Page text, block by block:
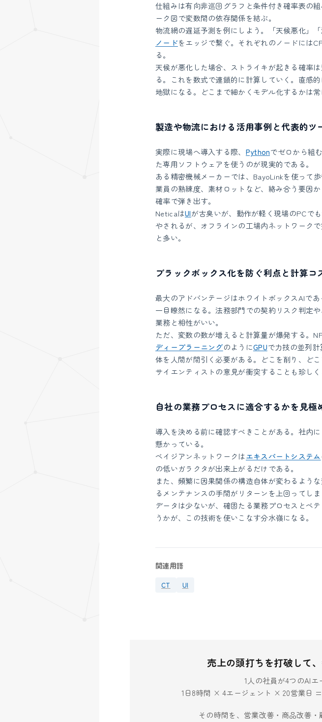
仕組みは有向非巡回グラフと条件付き確率表の組
ーク図で変数間の依存関係を結ぶ。
物流網の遅延予測を例にしよう。「天候悪化」
ノードをエッジで繋ぐ。それぞれのノードには
る。
天候が悪化した場合、ストライキが起きる確率
る。これを数式で連鎖的に計算していく。直感
地獄になる。どこまで細かくモデル化するかは常
製造や物流における活用事例と代表的ツ
実際に現場へ導入する際、 Pythonでゼロから組
た専用ソフトウェアを使うのが現実的である。
ある精密機械メーカーでは、BayoLinkを使って
業員の熟練度、素材ロットなど、絡み合う要因
確率で弾き出す。
NeticaはUIが古臭いが、動作が軽く現場のPCで
やされるが、オフラインの工場内ネットワーク
と多い。
ブラックボックス化を防ぐ利点と計算コ
最大のアドバンテージはホワイトボックスAIで
一目瞭然になる。法務部門での契約リスク判定
業務と相性がいい。
ただ、変数の数が増えると計算量が爆発する。
ディープラーニングのようにGPUで力技の並列
体を人間が間引く必要がある。どこを削り、ど
サイエンティストの意見が衝突することも珍し
自社の業務プロセスに適合するかを見極
導入を決める前に確認すべきことがある。社内
懸かっている。
ベイジアンネットワークはエキスパートシステム
の低いガラクタが出来上がるだけである。
また、頻繁に因果関係の構造自体が変わるよう
るメンテナンスの手間がリターンを上回ってしま
データは少ないが、確固たる業務プロセスとベ
うかが、この技術を使いこなす分水嶺になる。
関連用語
CT UI
売上の頭打ちを打破して
1人の社員が4つのAIエ
1日8時間 × 4エージェント × 20営業日 =
その時間を、営業改善・商品改善・